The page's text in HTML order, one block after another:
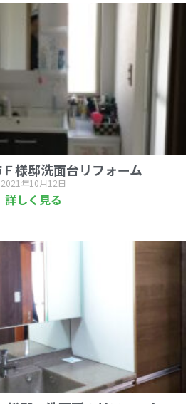
様邸洗面台リフォーム
2021年10月12日
詳しく見る